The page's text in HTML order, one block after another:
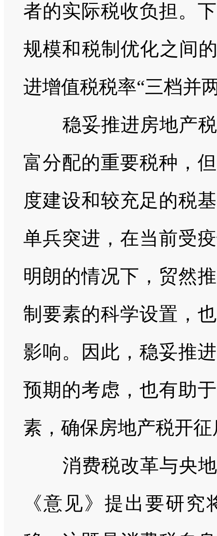
者的实际税收负担。
规模和税制优化之间
进增值税税率“三档并
稳妥推进房地产
富分配的重要税种，
度建设和较充足的税
单兵突进，在当前受
明朗的情况下，贸然
制要素的科学设置，
影响。因此，稳妥推
预期的考虑，也有助
素，确保房地产税开
消费税改革与央
《意见》提出要研